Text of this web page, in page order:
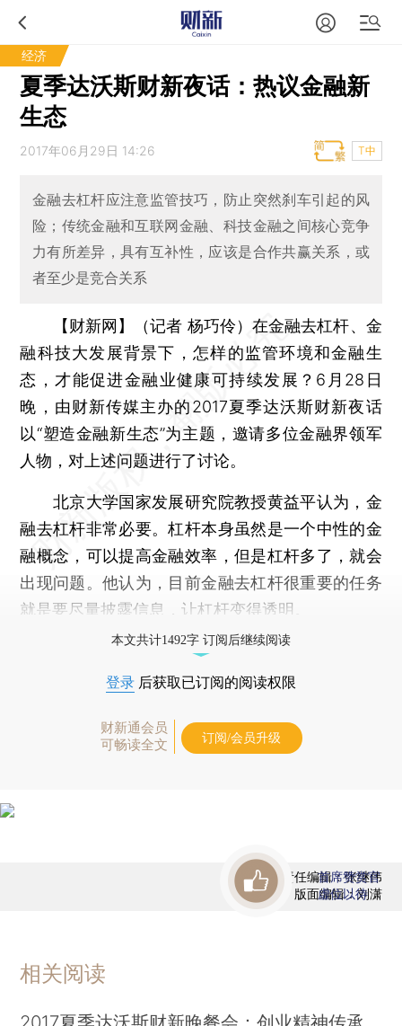
经济
夏季达沃斯财新夜话：热议金融新
生态
2017年06月29日 14:26 T中
金融去杠杆应注意监管技巧，防止突然刹车引起的风
险；传统金融和互联网金融、科技金融之间核心竞争
力有所差异，具有互补性，应该是合作共赢关系，或
者至少是竞合关系
【财新网】（记者 杨巧伶） 在金融去杠杆、金
融科技大发展背景下，怎样的监管环境和金融生
态，才能促进金融业健康可持续发展？6月28日
晚，由财新传媒主办的2017夏季达沃斯财新夜话
以“塑造金融新生态”为主题，邀请多位金融界领军
人物，对上述问题进行了讨论。
北京大学国家发展研究院教授黄益平认为，金
融去杠杆非常必要。杠杆本身虽然是一个中性的金
融概念，可以提高金融效率，但是杠杆多了，就会
出现问题。他认为，目前金融去杠杆很重要的任务
就是要尽量披露信息，让杠杆变得透明。
本文共计1492字 订阅后继续阅读
登录 后获取已订阅的阅读权限
财新通会员
可畅读全文
订阅/会员升级
责任编辑：张继伟
版面编辑：刘潇
首席赞赏官
虚位以待
相关阅读